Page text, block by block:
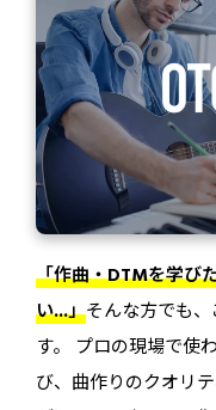
「作曲・DTMを学び
い...」そんな方でも
す。 プロの現場で使
び、曲作りのクオリ